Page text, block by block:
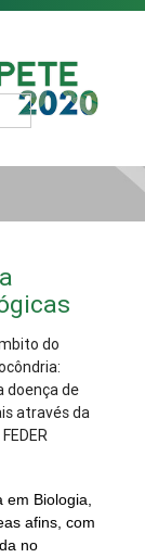
do
doença de
através da
em Biologia,
afins, com
no